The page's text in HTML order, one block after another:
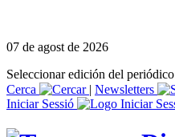
07 de agost de 2026
Seleccionar edición del periódico
Cerca
| Newsletters
Iniciar Sessió